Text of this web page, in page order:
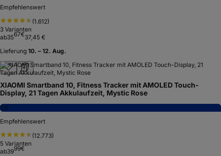
Empfehlenswert
(1.612)
3 Varianten
ab3567€37,45 €
Lieferung 10. – 12. Aug.
XIAOMI Smartband 10, Fitness Tracker mit AMOLED Touch-
Display, 21 Tagen Akkulaufzeit, Mystic Rose
7,8
Empfehlenswert
(12.773)
5 Varianten
ab3999€